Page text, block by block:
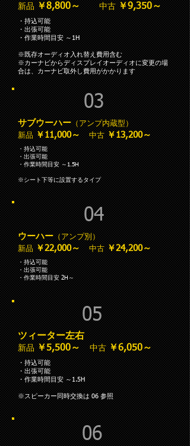
新品 ￥8,800～ 中古 ￥9,350～
・持込可能
・出張可能
・作業時間目安 ～1H
​※既存オーディオ入れ替え費用含む
​※カーナビからディスプレイオーディオに変更の場
合は、カーナビ取外し費用がかかります
03
サブウーハー （アンプ内蔵型）
新品
￥11,000～ 中古 ￥13,200～
・持込可能
・出張可能
・作業時間目安 ～1.5H
​※シート下等に設置するタイプ
04
ウーハー （アンプ別）
新品
￥22,000～ 中古 ￥24,200～
・持込可能
・出張可能
・作業時間目安 2H～
05
ツィーター左右
新品 ￥5,500～ 中古 ￥6,050～
・持込可能
・出張可能
・作業時間目安 ～1.5H
※スピーカー同時交換は 06 参照
06